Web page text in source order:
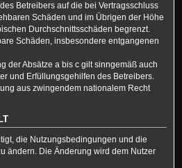
Betreibers auf die bei Vertragsschluss
Schäden und im Übrigen der Höhe
Durchschnittsschäden begrenzt.
Schäden, insbesondere entgangenen
der Absätze a bis c gilt sinngemäß auch
und Erfüllungsgehilfen des Betreibers.
aus zwingendem nationalem Recht
die Nutzungsbedingungen und die
ändern. Die Änderung wird dem Nutzer